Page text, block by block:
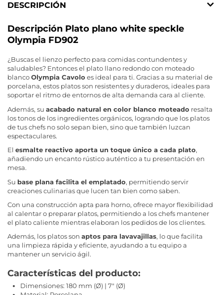
DESCRIPCIÓN
Descripción Plato plano white speckle
Olympia FD902
¿Buscas el lienzo perfecto para comidas contundentes y
saludables? Entonces el plato llano redondo con moteado
blancoOlympia Cavolo es ideal para ti. Gracias a su material de
porcelana, estos platos son resistentes y duraderos, ideales para
soportar el ritmo de entornos de alta demanda cara al cliente.
Además, su acabado natural en color blanco moteado resalta
los tonos de los ingredientes orgánicos, logrando que los platos
de tus chefs no solo sepan bien, sino que también luzcan
espectaculares.
El esmalte reactivo aporta un toque único a cada plato,
añadiendo un encanto rústico auténtico a tu presentación en
mesa.
Su base plana facilita el emplatado, permitiendo servir
creaciones culinarias que lucen tan bien como saben.
Con una construcción apta para horno, ofrece mayor flexibilidad
al calentar o preparar platos, permitiendo a los chefs mantener
el plato caliente mientras elaboran los pedidos de los clientes.
Además, los platos son aptos para lavavajillas, lo que facilita
una limpieza rápida y eficiente, ayudando a tu equipo a
mantener un servicio ágil.
Características del producto:
Dimensiones: 180 mm (Ø) | 7" (Ø)